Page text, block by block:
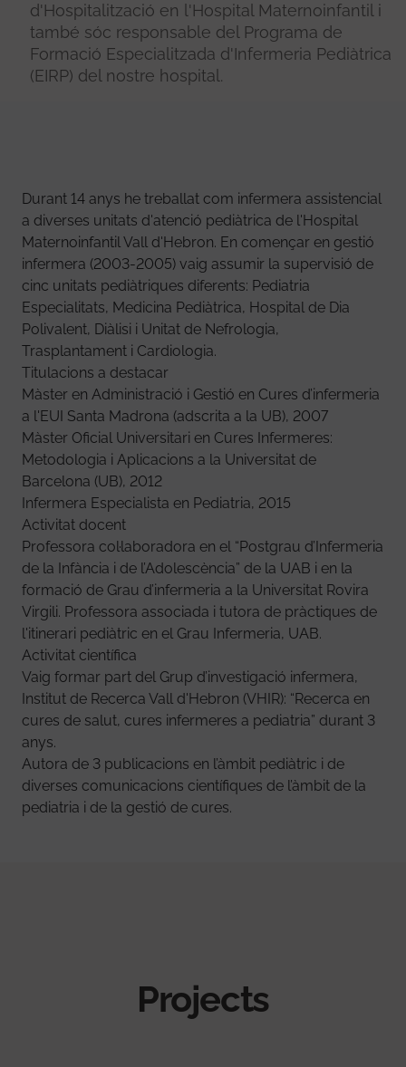
d'Hospitalització en l'Hospital Maternoinfantil i
també sóc responsable del Programa de
Formació Especialitzada d'Infermeria Pediàtrica
(EIRP) del nostre hospital.
Durant 14 anys he treballat com infermera assistencial
a diverses unitats d'atenció pediàtrica de l'Hospital
Maternoinfantil Vall d'Hebron. En començar en gestió
infermera (2003-2005) vaig assumir la supervisió de
cinc unitats pediàtriques diferents: Pediatria
Especialitats, Medicina Pediàtrica, Hospital de Dia
Polivalent, Diàlisi i Unitat de Nefrologia,
Trasplantament i Cardiologia.
Titulacions a destacar
Màster en Administració i Gestió en Cures d’infermeria
a l'EUI Santa Madrona (adscrita a la UB), 2007
Màster Oficial Universitari en Cures Infermeres:
Metodologia i Aplicacions a la Universitat de
Barcelona (UB), 2012
Infermera Especialista en Pediatria, 2015
Activitat docent
Professora col·laboradora en el “Postgrau d’Infermeria
de la Infància i de l’Adolescència” de la UAB i en la
formació de Grau d’infermeria a la Universitat Rovira
Virgili. Professora associada i tutora de pràctiques de
l'itinerari pediàtric en el Grau Infermeria, UAB.
Activitat científica
Vaig formar part del Grup d’investigació infermera,
Institut de Recerca Vall d'Hebron (VHIR): “Recerca en
cures de salut, cures infermeres a pediatria” durant 3
anys.
Autora de 3 publicacions en l’àmbit pediàtric i de
diverses comunicacions científiques de l’àmbit de la
pediatria i de la gestió de cures.
Projects